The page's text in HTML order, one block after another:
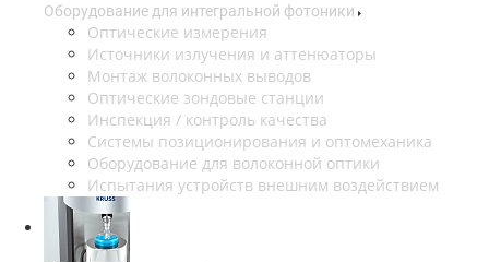
Оборудование для интегральной фотоники
Оптические измерения
Источники излучения и аттенюаторы
Монтаж волоконных выводов
Оптические зондовые станции
Инспекция / контроль качества
Системы позиционирования и оптомеханика
Оборудование для волоконной оптики
Испытания устройств внешним воздействием